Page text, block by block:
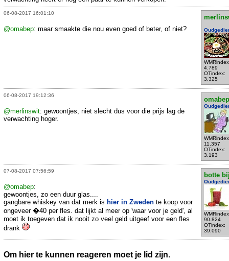
06-08-2017 16:01:10
4.789
OTindex:
3.325
@omabep: maar smaakte die nou even goed of beter, of niet?
06-08-2017 19:12:36
omabep
11.357
OTindex:
3.193
@merlinswit: gewoontjes, niet slecht dus voor die prijs lag de
verwachting hoger.
07-08-2017 07:56:59
botte
90.824
OTindex:
39.090
@omabep:
gewoontjes, zo een duur glas....
gangbare whiskey van dat merk is hier in Zweden te koop voor
ongeveer �40 per fles. dat lijkt al meer op 'waar voor je geld', al
moet ik toegeven dat ik nooit zo veel geld uitgeef voor een fles
drank
Om hier te kunnen reageren moet je lid zijn.